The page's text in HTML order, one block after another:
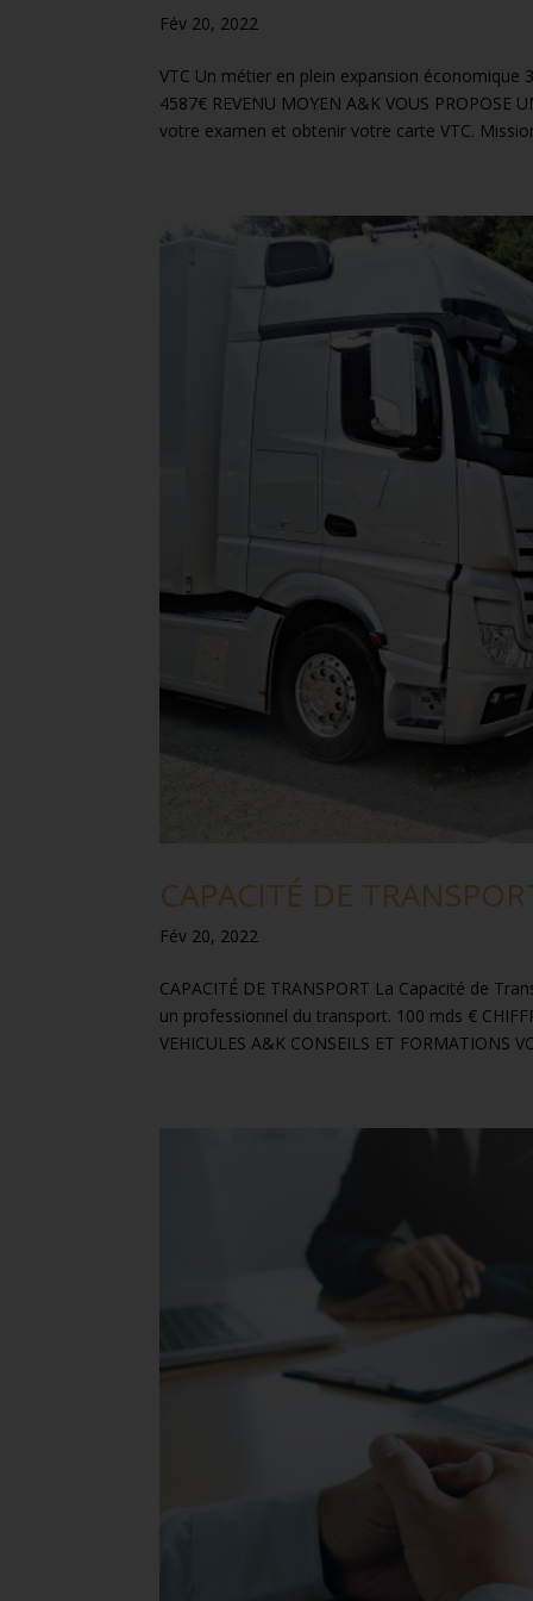
Fév 20, 2022
VTC Un métier en plein expansion économique 3
4587€ REVENU MOYEN A&K VOUS PROPOSE
votre examen et obtenir votre carte VTC.
CAPACITÉ DE
Fév 20, 2022
CAPACITÉ DE TRANSPORT La Capacité de
un professionnel du transport. 100 mds €
VEHICULES A&K CONSEILS ET FORMATIONS